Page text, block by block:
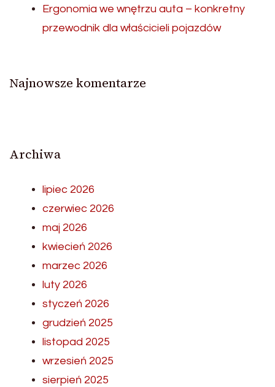
Ergonomia we wnętrzu auta – konkretny
przewodnik dla właścicieli pojazdów
Najnowsze komentarze
Archiwa
lipiec 2026
czerwiec 2026
maj 2026
kwiecień 2026
marzec 2026
luty 2026
styczeń 2026
grudzień 2025
listopad 2025
wrzesień 2025
sierpień 2025